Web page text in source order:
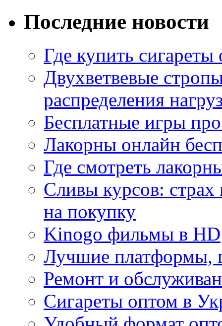
Последние новости
Где купить
Двухветвевые
распределения
Бесплатные игры
Лакорны онлайн
Где смотреть
Сливы курсов:
на покупку
Kinogo фильмы в HD
Лучшие платформы,
Ремонт и
Сигареты оптом в